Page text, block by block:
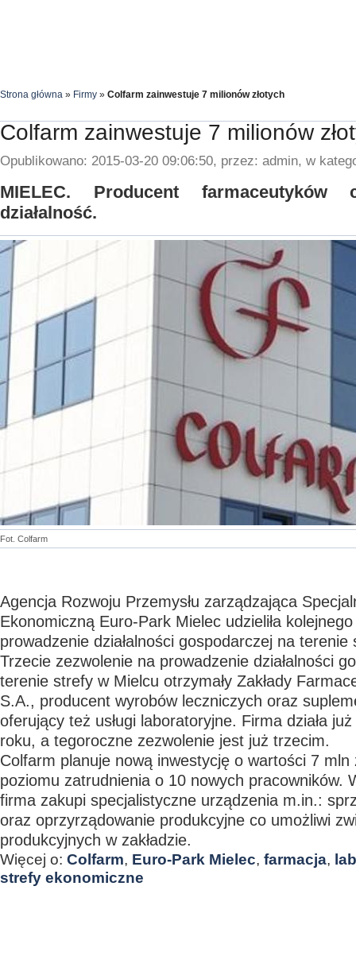
Strona główna » Firmy » Colfarm zainwestuje 7 milionów złotych
Colfarm zainwestuje 7 milionów
Opublikowano: 2015-03-20 09:06:50, przez: admin, w
MIELEC. Producent farmaceutyków
działalność.
Fot. Colfarm
Agencja Rozwoju Przemysłu zarządzająca
Ekonomiczną Euro-Park Mielec udzieliła
prowadzenie działalności gospodarczej na terenie
Trzecie zezwolenie na prowadzenie działalności
terenie strefy w Mielcu otrzymały Zakłady
S.A., producent wyrobów leczniczych oraz
oferujący też usługi laboratoryjne. Firma działa
roku, a tegoroczne zezwolenie jest już trzecim.
Colfarm planuje nową inwestycję o wartości 7 mln
poziomu zatrudnienia o 10 nowych pracowników.
firma zakupi specjalistyczne urządzenia m.in.:
oraz oprzyrządowanie produkcyjne co umożliwi
produkcyjnych w zakładzie.
Więcej o: Colfarm, Euro-Park Mielec, farmacja,
strefy ekonomiczne